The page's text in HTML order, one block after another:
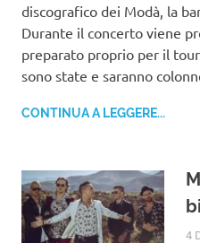
discografico dei Modà, la
Durante il concerto viene
preparato proprio per il
sono state e saranno
CONTINUA A LEGGERE...
4